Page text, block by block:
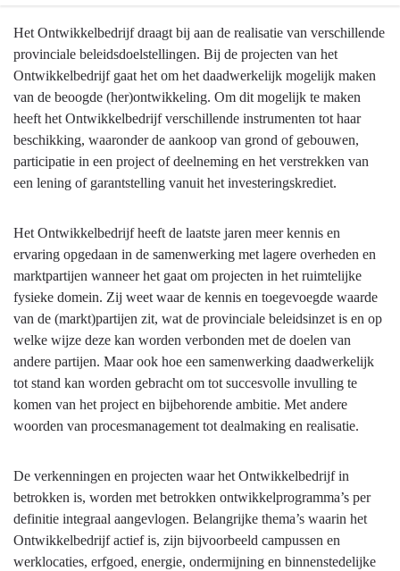
Terug
naar
navigatie
Ontwikkelbedrijf
grondbeleid
Het Ontwikkelbedrijf draagt bij aan de realisatie van verschillende
provinciale beleidsdoelstellingen. Bij de projecten van het
Ontwikkelbedrijf gaat het om het daadwerkelijk mogelijk maken
van de beoogde (her)ontwikkeling. Om dit mogelijk te maken
heeft het Ontwikkelbedrijf verschillende instrumenten tot haar
beschikking, waaronder de aankoop van grond of gebouwen,
participatie in een project of deelneming en het verstrekken van
een lening of garantstelling vanuit het investeringskrediet.
Het Ontwikkelbedrijf heeft de laatste jaren meer kennis en
ervaring opgedaan in de samenwerking met lagere overheden en
marktpartijen wanneer het gaat om projecten in het ruimtelijke
fysieke domein. Zij weet waar de kennis en toegevoegde waarde
van de (markt)partijen zit, wat de provinciale beleidsinzet is en op
welke wijze deze kan worden verbonden met de doelen van
andere partijen. Maar ook hoe een samenwerking daadwerkelijk
tot stand kan worden gebracht om tot succesvolle invulling te
komen van het project en bijbehorende ambitie. Met andere
woorden van procesmanagement tot dealmaking en realisatie.
De verkenningen en projecten waar het Ontwikkelbedrijf in
betrokken is, worden met betrokken ontwikkelprogramma’s per
definitie integraal aangevlogen. Belangrijke thema’s waarin het
Ontwikkelbedrijf actief is, zijn bijvoorbeeld campussen en
werklocaties, erfgoed, energie, ondermijning en binnenstedelijke